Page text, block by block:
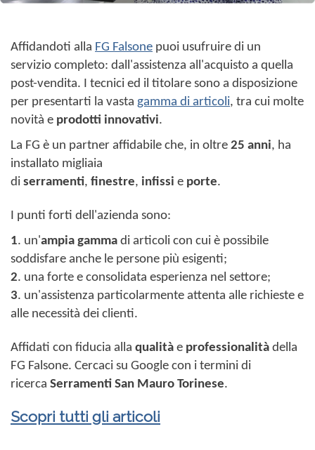
Affidandoti alla FG Falsone puoi usufruire di un
servizio completo: dall'assistenza all'acquisto a quella
post-vendita. I tecnici ed il titolare sono a disposizione
per presentarti la vasta gamma di articoli, tra cui molte
novità e prodotti innovativi.
La FG è un partner affidabile che, in oltre 25 anni, ha
installato migliaia
di serramenti, finestre, infissi e porte.
I punti forti dell'azienda sono:
1. un'ampia gamma di articoli con cui è possibile
soddisfare anche le persone più esigenti;
2. una forte e consolidata esperienza nel settore;
3. un'assistenza particolarmente attenta alle richieste e
alle necessità dei clienti.
Affidati con fiducia alla qualità e professionalità della
FG Falsone. Cercaci su Google con i termini di
ricerca Serramenti San Mauro Torinese.
Scopri tutti gli articoli